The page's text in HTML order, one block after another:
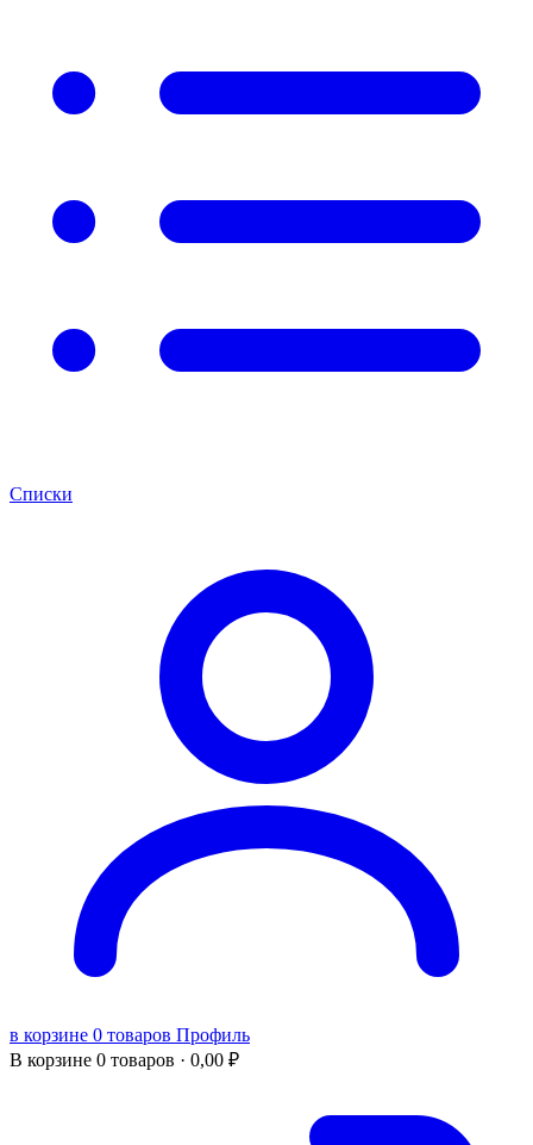
Списки
в корзине 0 товаров Профиль
В корзине 0 товаров · 0,00 ₽